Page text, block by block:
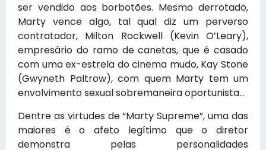
ser vendido aos borbotões. Mesmo derrotado,
Marty vence algo, tal qual diz um perverso
contratador, Milton Rockwell (Kevin O’Leary),
empresário do ramo de canetas, que é casado
com uma ex-estrela do cinema mudo, Kay Stone
(Gwyneth Paltrow), com quem Marty tem um
envolvimento sexual sobremaneira oportunista…
Dentre as virtudes de “Marty Supreme”, uma das
maiores é o afeto legítimo que o diretor
demonstra pelas personalidades